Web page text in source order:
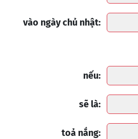
vào ngày chủ nhật:
nếu:
sẽ là:
toả nắng: